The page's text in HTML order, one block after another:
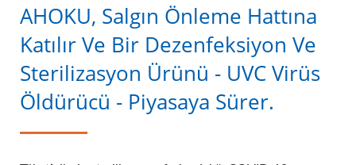
AHOKU, Salgın Önleme Hattına
Katılır Ve Bir Dezenfeksiyon Ve
Sterilizasyon Ürünü - UVC Virüs
Öldürücü - Piyasaya Sürer.